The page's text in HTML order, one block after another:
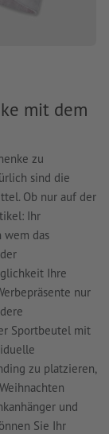
mit dem
zu
sind die
Ob nur auf der
Ihr
wem das
Ihre
nur
Sportbeutel mit
zu platzieren,
und
Sie Ihr